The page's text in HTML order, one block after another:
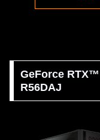
GeForce RTX™
R56DAJ